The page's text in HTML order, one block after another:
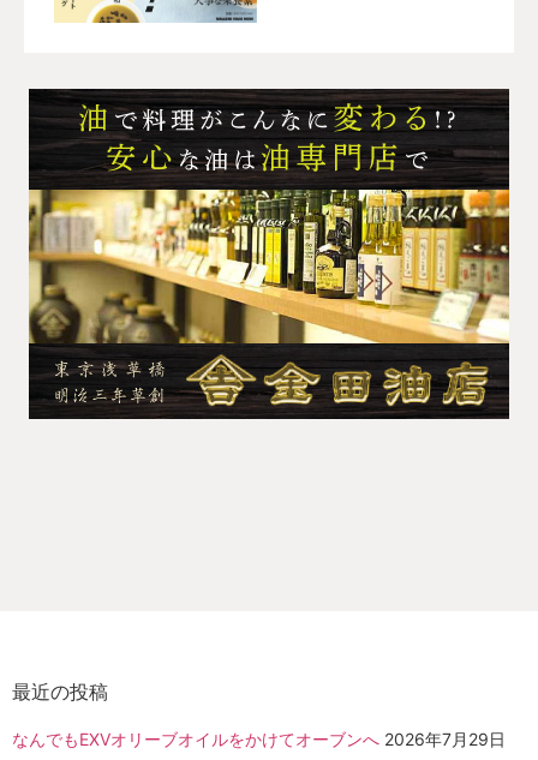
最近の投稿
なんでもEXVオリーブオイルをかけてオーブンへ 2026年7月29日